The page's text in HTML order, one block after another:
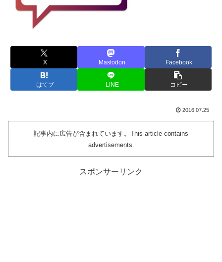
X Mastodon Facebook
はてブ LINE コピー
2016.07.25
記事内に広告が含まれています。This article contains
advertisements.
スポンサーリンク